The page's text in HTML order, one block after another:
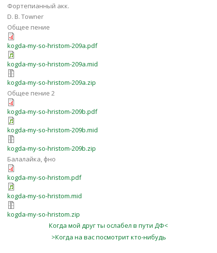
Фортепианный акк.
D. B. Towner
Общее пение
kogda-my-so-hristom-209a.pdf
kogda-my-so-hristom-209a.mid
kogda-my-so-hristom-209a.zip
Общее пение 2
kogda-my-so-hristom-209b.pdf
kogda-my-so-hristom-209b.mid
kogda-my-so-hristom-209b.zip
Балалайка, фно
kogda-my-so-hristom.pdf
kogda-my-so-hristom.mid
kogda-my-so-hristom.zip
Когда мой друг ты ослабел в пути ДФ<
>Когда на вас посмотрит кто-нибудь